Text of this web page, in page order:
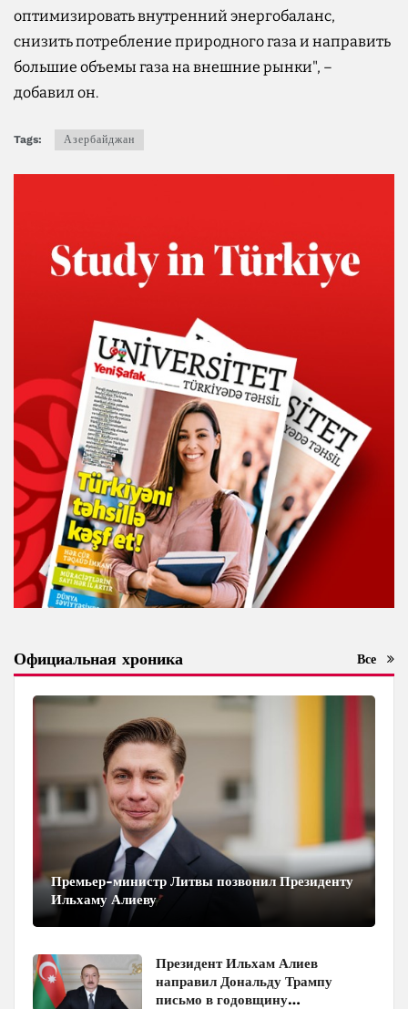
оптимизировать внутренний энергобаланс,
снизить потребление природного газа и направить
большие объемы газа на внешние рынки", –
добавил он.
Tags: Азербайджан
Официальная хроника Все
Премьер-министр Литвы позвонил Президенту
Ильхаму Алиеву
Президент Ильхам Алиев
направил Дональду Трампу
письмо в годовщину